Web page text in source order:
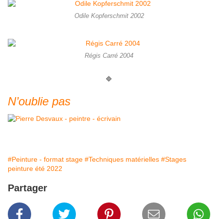
Odile Kopferschmit 2002
Régis Carré 2004
🔷
N’oublie pas
#Peinture - format stage #Techniques matérielles #Stages
peinture été 2022
Partager